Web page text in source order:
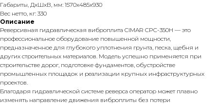
Габариты, ДхШхВ, мм: 1570х485х930
Вес нетто, кг: 330
Описание
Реверсивная гидравлическая виброплита CIMAR CPC-350H — это
профессиональное оборудование повышенной мощности,
предназначенное для глубокого уплотнения грунта, песка, щебня и
других строительных материалов. Модель успешно применяется при
строительстве дорог, подготовке фундаментов, обустройстве
промышленных площадок и реализации крупных инфраструктурных
проектов.
Благодаря гидравлической системе реверса оператор может плавно
изменять направление движения виброплиты без потери